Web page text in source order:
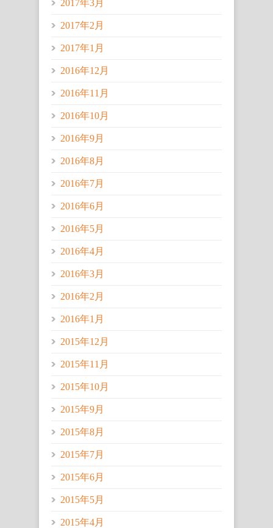
2017年3月
2017年2月
2017年1月
2016年12月
2016年11月
2016年10月
2016年9月
2016年8月
2016年7月
2016年6月
2016年5月
2016年4月
2016年3月
2016年2月
2016年1月
2015年12月
2015年11月
2015年10月
2015年9月
2015年8月
2015年7月
2015年6月
2015年5月
2015年4月